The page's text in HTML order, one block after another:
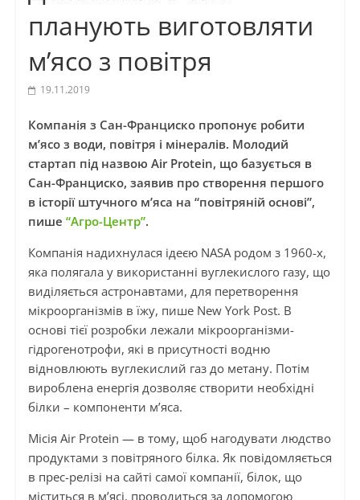
планують виготовляти
м’ясо з повітря
19.11.2019
Компанія з Сан-Франциско пропонує робити
м’ясо з води, повітря і мінералів. Молодий
стартап під назвою Air Protein, що базується в
Сан-Франциско, заявив про створення першого
в історії штучного м’яса на “повітряній основі”,
пише “Агро-Центр”.
Компанія надихнулася ідеєю NASA родом з 1960-х,
яка полягала у використанні вуглекислого газу, що
виділяється астронавтами, для перетворення
мікроорганізмів в їжу, пише New York Post. В
основі тієї розробки лежали мікроорганізми-
гідрогенотрофи, які в присутності водню
відновлюють вуглекислий газ до метану. Потім
вироблена енергія дозволяє створити необхідні
білки – компоненти м’яса.
Місія Air Protein — в тому, щоб нагодувати людство
продуктами з повітряного білка. Як повідомляється
в прес-релізі на сайті самої компанії, білок, що
міститься в м’ясі, проводиться за допомогою